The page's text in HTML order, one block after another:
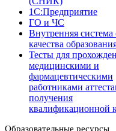
1С:Предприятие
ГО и ЧС
Внутренняя система
качества
Тесты для
медицинскими и
фармацевтическими
работниками
получения
квалификационной
Образовательные ресурсы